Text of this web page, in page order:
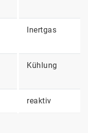
Inertgas
Kühlung
reaktiv